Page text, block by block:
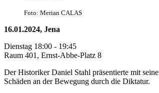
Foto: Merian CALAS
16.01.2024, Jena
Dienstag 18:00 - 19:45
Raum 401, Ernst-Abbe-Platz 8
Der Historiker Daniel Stahl präsentierte mit
Schäden an der Bewegung durch die Diktatur.